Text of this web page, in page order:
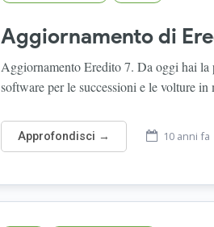
Aggiornamento di
Aggiornamento Eredito 7. Da oggi hai
software per le successioni e le volture in
Approfondisci → 10 anni fa